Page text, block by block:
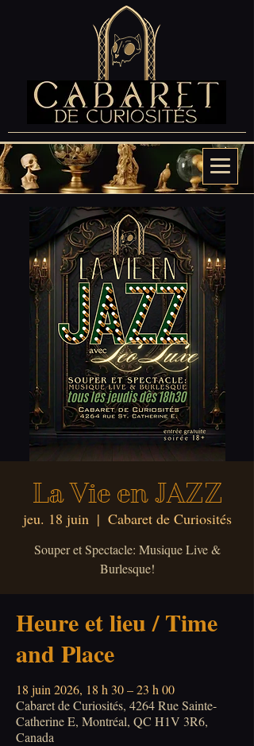
La Vie en JAZZ
jeu. 18 juin
  |
Cabaret de Curiosités
Souper et Spectacle: Musique Live &
Burlesque!
Heure et lieu / Time
and Place
18 juin 2026, 18 h 30 – 23 h 00
Cabaret de Curiosités, 4264 Rue Sainte-
Catherine E, Montréal, QC H1V 3R6,
Canada